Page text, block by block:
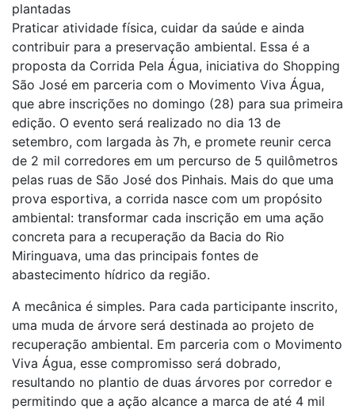
plantadas
Praticar atividade física, cuidar da saúde e ainda
contribuir para a preservação ambiental. Essa é a
proposta da Corrida Pela Água, iniciativa do Shopping
São José em parceria com o Movimento Viva Água,
que abre inscrições no domingo (28) para sua primeira
edição. O evento será realizado no dia 13 de
setembro, com largada às 7h, e promete reunir cerca
de 2 mil corredores em um percurso de 5 quilômetros
pelas ruas de São José dos Pinhais. Mais do que uma
prova esportiva, a corrida nasce com um propósito
ambiental: transformar cada inscrição em uma ação
concreta para a recuperação da Bacia do Rio
Miringuava, uma das principais fontes de
abastecimento hídrico da região.
A mecânica é simples. Para cada participante inscrito,
uma muda de árvore será destinada ao projeto de
recuperação ambiental. Em parceria com o Movimento
Viva Água, esse compromisso será dobrado,
resultando no plantio de duas árvores por corredor e
permitindo que a ação alcance a marca de até 4 mil